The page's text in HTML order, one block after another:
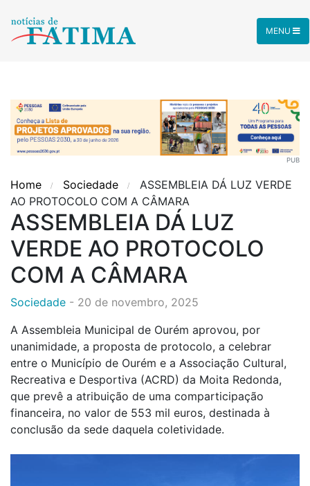
MENU
PUB
Home Sociedade
ASSEMBLEIA DÁ LUZ VERDE
AO PROTOCOLO COM A CÂMARA
ASSEMBLEIA DÁ LUZ
VERDE AO PROTOCOLO
COM A CÂMARA
Sociedade - 20 de novembro, 2025
A Assembleia Municipal de Ourém aprovou, por
unanimidade, a proposta de protocolo, a celebrar
entre o Município de Ourém e a Associação Cultural,
Recreativa e Desportiva (ACRD) da Moita Redonda,
que prevê a atribuição de uma comparticipação
financeira, no valor de 553 mil euros, destinada à
conclusão da sede daquela coletividade.